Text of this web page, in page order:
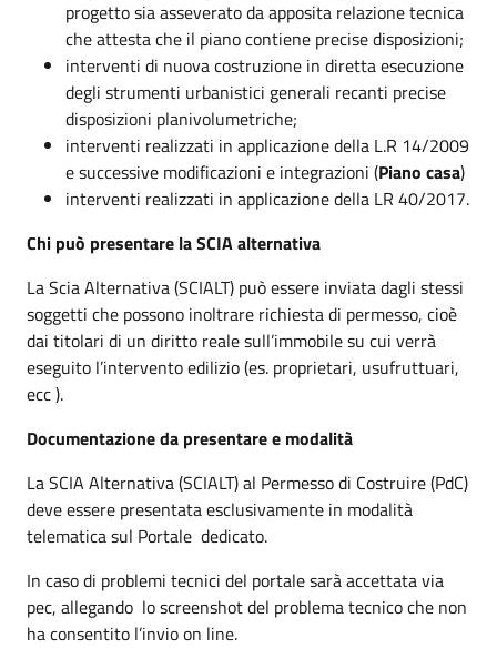
progetto sia asseverato da apposita relazione tecnica
che attesta che il piano contiene precise disposizioni;
interventi di nuova costruzione in diretta esecuzione
degli strumenti urbanistici generali recanti precise
disposizioni planivolumetriche;
interventi realizzati in applicazione della L.R 14/2009
e successive modificazioni e integrazioni (Piano casa)
interventi realizzati in applicazione della LR 40/2017.
Chi può presentare la SCIA alternativa
La Scia Alternativa (SCIALT) può essere inviata dagli stessi
soggetti che possono inoltrare richiesta di permesso, cioè
dai titolari di un diritto reale sull’immobile su cui verrà
eseguito l’intervento edilizio (es. proprietari, usufruttuari,
ecc ).
Documentazione da presentare e modalità
La SCIA Alternativa (SCIALT) al Permesso di Costruire (PdC)
deve essere presentata esclusivamente in modalità
telematica sul Portale dedicato.
In caso di problemi tecnici del portale sarà accettata via
pec, allegando lo screenshot del problema tecnico che non
ha consentito l’invio on line.